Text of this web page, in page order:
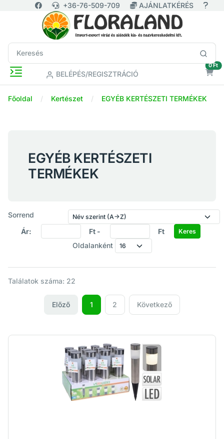
+36-76-509-709 AJÁNLATKÉRÉS
BELÉPÉS/REGISZTRÁCIÓ
0 Ft
Főoldal Kertészet EGYÉB KERTÉSZETI TERMÉKEK
EGYÉB KERTÉSZETI
TERMÉKEK
Sorrend
Ár:
Ft -
Ft
Oldalanként
Találatok száma: 22
Előző 1 2 Következő